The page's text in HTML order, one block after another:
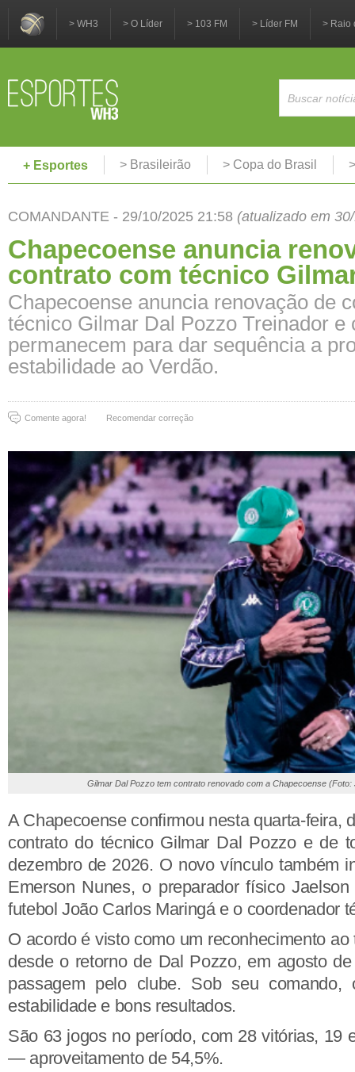
> WH3 > O Líder > 103 FM > Líder FM > Raio
+ Esportes > Brasileirão > Copa do Brasil
COMANDANTE - 29/10/2025 21:58 (atualizado em
Chapecoense anuncia
contrato com técnico
Chapecoense anuncia renovação de
técnico Gilmar Dal Pozzo Treinador e
permanecem para dar sequência a
estabilidade ao Verdão.
Comente agora! Recomendar correção
Gilmar Dal Pozzo tem contrato renovado com a Chapecoense (Foto:
A Chapecoense confirmou nesta quarta-feira,
contrato do técnico Gilmar Dal Pozzo e de
dezembro de 2026. O novo vínculo também
Emerson Nunes, o preparador físico
futebol João Carlos Maringá e o coordenador
O acordo é visto como um reconhecimento
desde o retorno de Dal Pozzo, em agosto
passagem pelo clube. Sob seu comando,
estabilidade e bons resultados.
São 63 jogos no período, com 28 vitórias, 19
— aproveitamento de 54,5%.